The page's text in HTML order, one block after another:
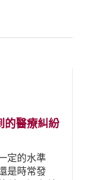
的醫療糾紛
定的水準
是時常發